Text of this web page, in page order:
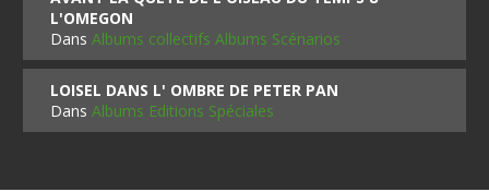
L'OMEGON
DansAlbums collectifs Albums Scénarios
LOISEL DANS L' OMBRE DE PETER PAN
DansAlbums Editions Spéciales